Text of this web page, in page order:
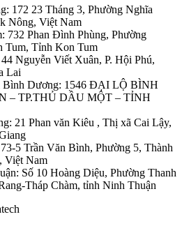
172 23 Tháng 3, Phường Nghĩa
Nông, Việt Nam
732 Phan Đình Phùng, Phường
Tum, Tỉnh Kon Tum
Nguyễn Viết Xuân, P. Hội Phú,
Lai
Bình Dương: 1546 ĐẠI LỘ BÌNH
– TP.THỦ DẦU MỘT – TỈNH
21 Phan văn Kiêu , Thị xã Cai Lậy,
5 Trần Văn Bình, Phường 5, Thành
Việt Nam
Số 10 Hoàng Diệu, Phường Thanh
Tháp Chàm, tỉnh Ninh Thuận